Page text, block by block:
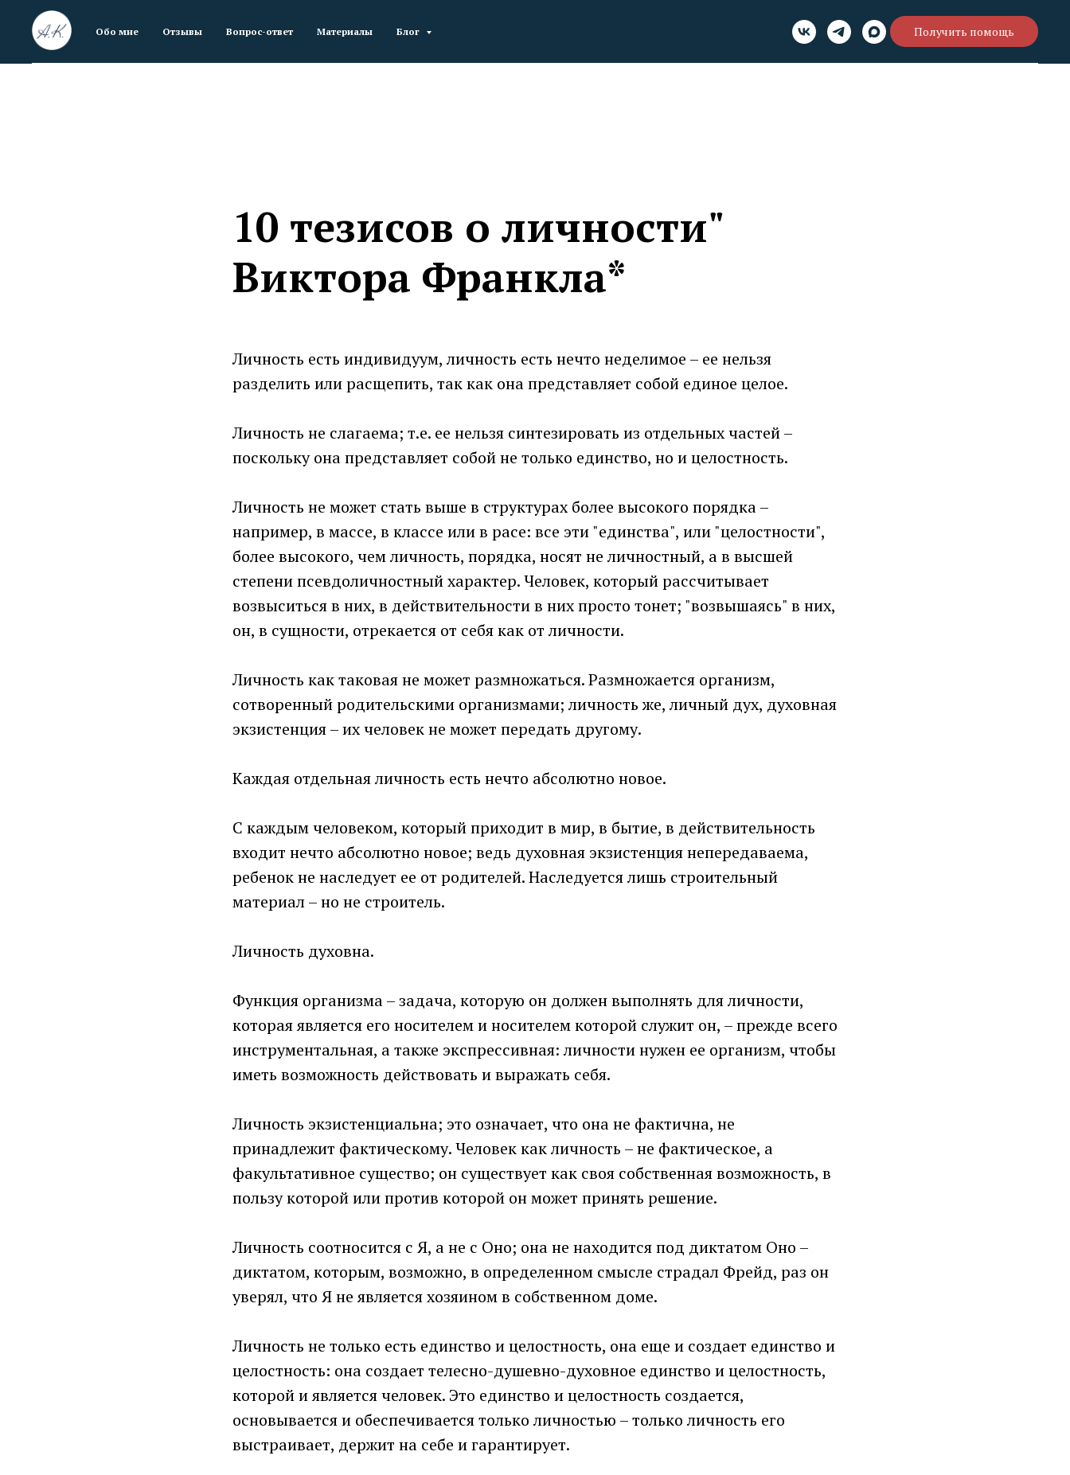
Обо мне Отзывы Вопрос-ответ Материалы Блог Получить помощь
10 тезисов о личности"
Виктора Франкла*
Личность есть индивидуум, личность есть нечто неделимое – ее нельзя
разделить или расщепить, так как она представляет собой единое целое.
Личность не слагаема; т.е. ее нельзя синтезировать из отдельных частей –
поскольку она представляет собой не только единство, но и целостность.
Личность не может стать выше в структурах более высокого порядка –
например, в массе, в классе или в расе: все эти "единства", или "целостности",
более высокого, чем личность, порядка, носят не личностный, а в высшей
степени псевдоличностный характер. Человек, который рассчитывает
возвыситься в них, в действительности в них просто тонет; "возвышаясь" в них,
он, в сущности, отрекается от себя как от личности.
Личность как таковая не может размножаться. Размножается организм,
сотворенный родительскими организмами; личность же, личный дух, духовная
экзистенция – их человек не может передать другому.
Каждая отдельная личность есть нечто абсолютно новое.
С каждым человеком, который приходит в мир, в бытие, в действительность
входит нечто абсолютно новое; ведь духовная экзистенция непередаваема,
ребенок не наследует ее от родителей. Наследуется лишь строительный
материал – но не строитель.
Личность духовна.
Функция организма – задача, которую он должен выполнять для личности,
которая является его носителем и носителем которой служит он, – прежде всего
инструментальная, а также экспрессивная: личности нужен ее организм, чтобы
иметь возможность действовать и выражать себя.
Личность экзистенциальна; это означает, что она не фактична, не
принадлежит фактическому. Человек как личность – не фактическое, а
факультативное существо; он существует как своя собственная возможность, в
пользу которой или против которой он может принять решение.
Личность соотносится с Я, а не с Оно; она не находится под диктатом Оно –
диктатом, которым, возможно, в определенном смысле страдал Фрейд, раз он
уверял, что Я не является хозяином в собственном доме.
Личность не только есть единство и целостность, она еще и создает единство и
целостность: она создает телесно-душевно-духовное единство и целостность,
которой и является человек. Это единство и целостность создается,
основывается и обеспечивается только личностью – только личность его
выстраивает, держит на себе и гарантирует.